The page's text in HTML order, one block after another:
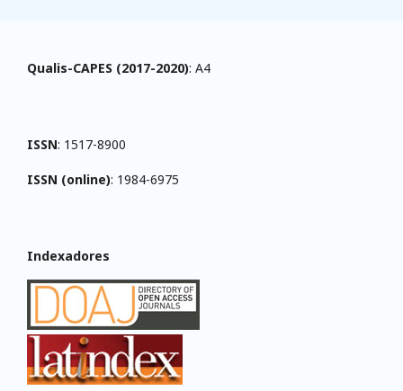
Qualis-CAPES (2017-2020): A4
ISSN: 1517-8900
ISSN (online): 1984-6975
Indexadores